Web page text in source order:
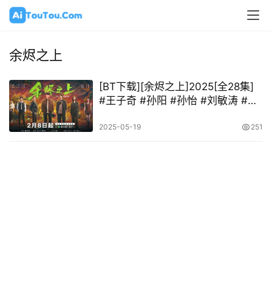
余烬之上
[BT下载][余烬之上]2025[全28集]
#王子奇 #孙阳 #孙怡 #刘敏涛 #张
2025-05-19 251